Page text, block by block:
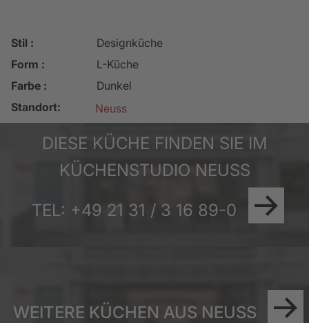
Stil :
Designküche
Form :
L-Küche
Farbe :
Dunkel
Standort:
Neuss
DIESE KÜCHE FINDEN SIE IM
KÜCHENSTUDIO NEUSS
TEL: +49 21 31 / 3 16 89-0
WEITERE KÜCHEN AUS NEUSS